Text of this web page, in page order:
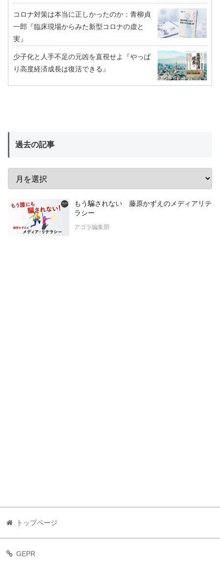
コロナ対策は本当に正しかったのか：青柳貞
一郎『臨床現場からみた新型コロナの虚と
実』
少子化と人手不足の元凶を直視せよ『やっぱ
り高度経済成長は復活できる』
過去の記事
もう騙されない 藤原かずえのメディアリテ
ラシー
アゴラ編集部
トップページ
GEPR